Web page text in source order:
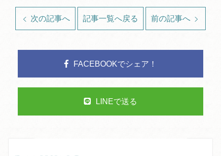
次の記事へ 記事一覧へ戻る 前の記事へ
FACEBOOKでシェア！
LINEで送る